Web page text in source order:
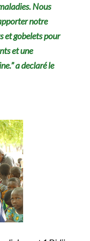
Nous
notre
et gobelets pour
et une
a declaré le